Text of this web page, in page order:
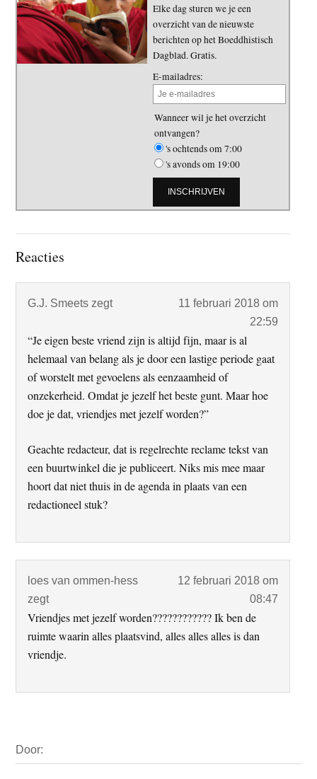
Elke dag sturen we je een
overzicht van de nieuwste
berichten op het Boeddhistisch
Dagblad. Gratis.
E-mailadres:
Wanneer wil je het overzicht
ontvangen?
's ochtends om 7:00
's avonds om 19:00
Lees
Reacties
G.J. Smeets zegt
11 februari 2018 om
22:59
“Je eigen beste vriend zijn is altijd fijn, maar is al
helemaal van belang als je door een lastige periode gaat
of worstelt met gevoelens als eenzaamheid of
onzekerheid. Omdat je jezelf het beste gunt. Maar hoe
doe je dat, vriendjes met jezelf worden?”
Geachte redacteur, dat is regelrechte reclame tekst van
een buurtwinkel die je publiceert. Niks mis mee maar
hoort dat niet thuis in de agenda in plaats van een
redactioneel stuk?
loes van ommen-hess
zegt
12 februari 2018 om
08:47
Vriendjes met jezelf worden???????????? Ik ben de
ruimte waarin alles plaatsvind, alles alles alles is dan
vriendje.
Sidebar
Door: